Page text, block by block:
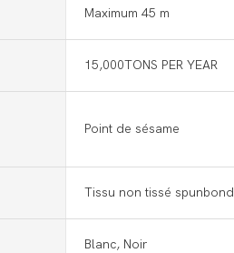
Maximum 45 m
15,000TONS PER YEAR
Point de sésame
Tissu non tissé spunbond
Blanc, Noir